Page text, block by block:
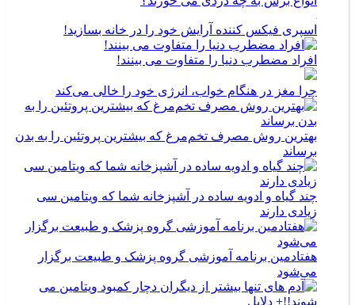
اسپری فیکس کننده آرایش خود را در خانه بسازید!
افراد مضطرب دنیا را متفاوت می بینند!
چرا مغز در هنگام خواب، انرژی خود را خالی می‌کند
بهترین روش مصرف تخم‌مرغ که بیشترین پروتئین را به بدن
برساند
چند گیاه و ادویه ساده در آشپزخانه شما که ویتامین سی
زیادی دارند
هفتادمین برنامه آموزشی گروه پزشک و طبیعت برگزار
می‌شود